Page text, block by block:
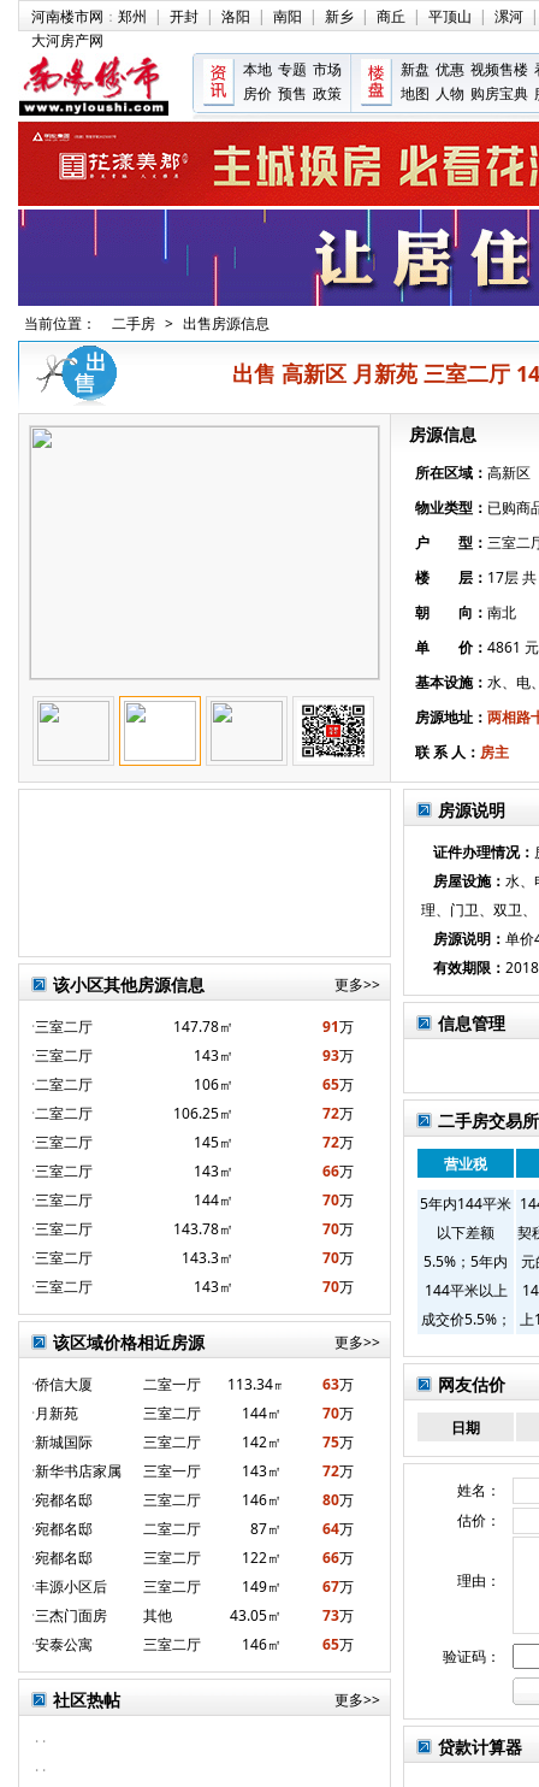
河南楼市网 ： 郑州 | 开封 | 洛阳 | 南阳 | 新乡 | 商丘 | 平顶山 | 漯河 |
大河房产网
本地 专题 市场
房价 预售 政策
新盘 优惠 视频售楼
地图 人物 购房宝典
当前位置： 二手房 > 出售房源信息
出售 高新区 月新苑 三室二厅
房源信息
所在区域： 高新区
物业类型： 已购商
户 型： 三室二
楼 层： 17层
朝 向： 南北
单 价： 4861
基本设施： 水、电
房源地址： 两相路
联 系 人： 房主
房源说明
证件办理情况：
房屋设施： 水、
理、门卫、双卫、
房源说明： 单价
有效期限：
信息管理
二手房交易
营业税
5年内144平米
以下差额
5.5%；5年内
144平米以上
成交价5.5%；
无税
契
元
上
网友估价
日期
姓名：
估价：
理由：
验证码：
贷款计算器
该小区其他房源信息 更多>>
·三室二厅 147.78㎡ 91万
·三室二厅 143㎡ 93万
·二室二厅 106㎡ 65万
·二室二厅 106.25㎡ 72万
·三室二厅 145㎡ 72万
·三室二厅 143㎡ 66万
·三室二厅 144㎡ 70万
·三室二厅 143.78㎡ 70万
·三室二厅 143.3㎡ 70万
·三室二厅 143㎡ 70万
该区域价格相近房源 更多>>
·侨信大厦 二室一厅 113.34㎡ 63万
·月新苑 三室二厅 144㎡ 70万
·新城国际 三室二厅 142㎡ 75万
·新华书店家属 三室一厅 143㎡ 72万
·宛都名邸 三室二厅 146㎡ 80万
·宛都名邸 二室二厅 87㎡ 64万
·宛都名邸 三室二厅 122㎡ 66万
·丰源小区后 三室二厅 149㎡ 67万
·三杰门面房 其他 43.05㎡ 73万
·安泰公寓 三室二厅 146㎡ 65万
社区热帖 更多>>
· ·
· ·